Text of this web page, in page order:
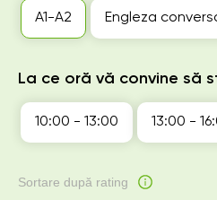
А1-А2 Engleza
La ce oră vă convine să
10:00 - 13:00 13:00 -
Sortare după rating